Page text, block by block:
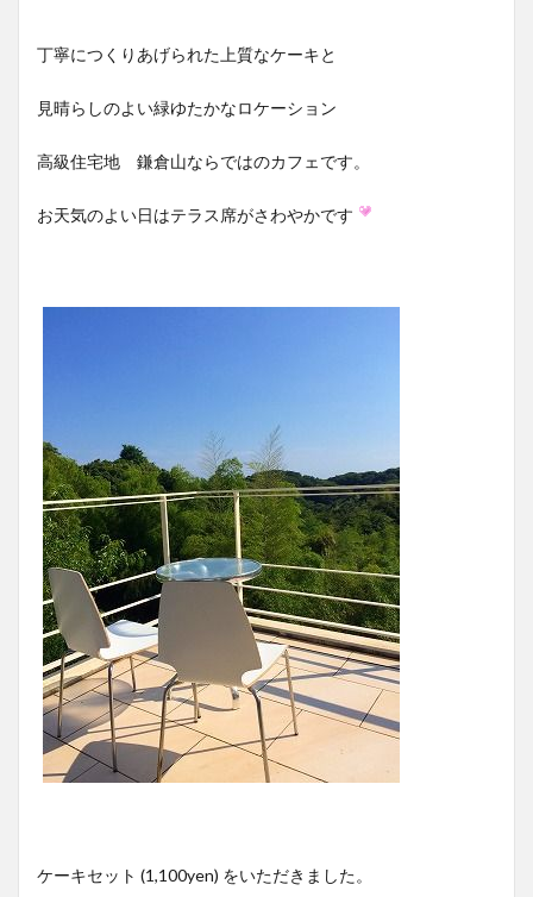
丁寧につくりあげられた上質なケーキと
見晴らしのよい緑ゆたかなロケーション
高級住宅地 鎌倉山ならではのカフェです。
お天気のよい日はテラス席がさわやかです
ケーキセット (1,100yen) をいただきました。